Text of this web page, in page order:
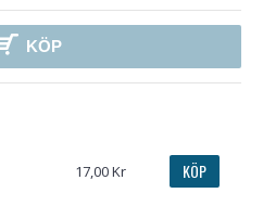
KÖP
17,00 Kr KÖP